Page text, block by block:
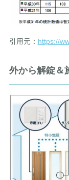
引用元： https://
外から解錠＆